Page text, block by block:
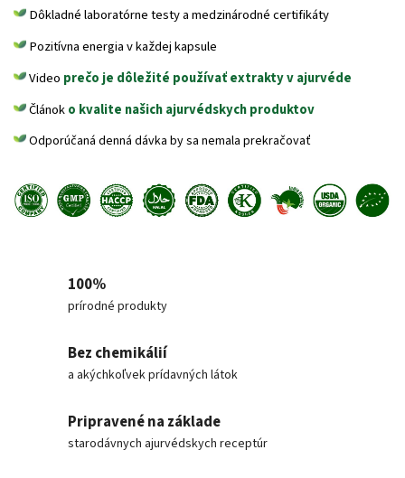
Dôkladné laboratórne testy a medzinárodné certifikáty
Pozitívna energia v každej kapsule
Video prečo je dôležité používať extrakty v ajurvéde
Článoko kvalite našich ajurvédskych produktov
Odporúčaná denná dávka by sa nemala prekračovať
100%
prírodné produkty
Bez chemikálií
a akýchkoľvek prídavných látok
Pripravené na základe
starodávnych ajurvédskych receptúr